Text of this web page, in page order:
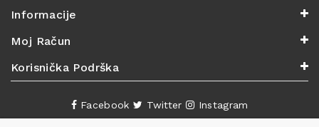
Informacije
Moj Račun
Korisnička Podrška
Facebook Twitter Instagram